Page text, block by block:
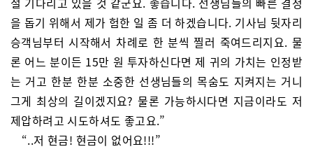
을 돕기 위해서 제가 험한 일 좀 더 하겠습니다. 기사님 뒷자리
승객님부터 시작해서 차례로 한 분씩 찔러 죽여드리지요. 물
론 어느 분이든 15만 원 투자하신다면 제 귀의 가치는 인정받
는 거고 한분 한분 소중한 선생님들의 목숨도 지켜지는 거니
그게 최상의 길이겠지요? 물론 가능하시다면 지금이라도 저
제압하려고 시도하셔도 좋고요.”
“..저 현금! 현금이 없어요!!!”